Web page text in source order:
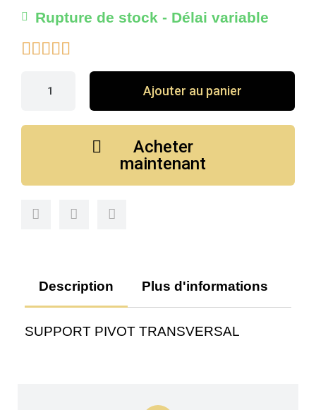
Rupture de stock - Délai variable

Ajouter au panier
Acheter
maintenant
Description Plus d'informations
SUPPORT PIVOT TRANSVERSAL